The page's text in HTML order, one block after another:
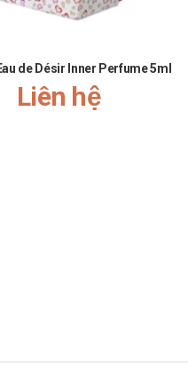
de Désir Inner Perfume 5ml
Liên hệ